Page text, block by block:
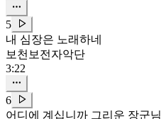
5
내 심장은 노래하네
보천보전자악단
3:22
6
어디에 계십니까 그리운 장군님